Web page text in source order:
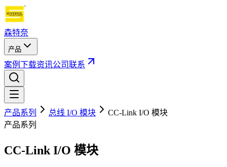
森特奈
产品
案例 下载资讯公司联系
产品系列 总线 I/O 模块
CC-Link I/O 模块
产品系列
CC-Link I/O 模块